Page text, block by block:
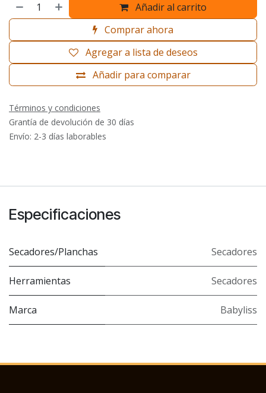
Añadir al carrito
Comprar ahora
Añadir para comparar
Agregar a lista de deseos
Términos y condiciones
Grantía de devolución de 30 días
Envío: 2-3 días laborables
Especificaciones
Secadores/Planchas Secadores
Herramientas Secadores
Marca Babyliss